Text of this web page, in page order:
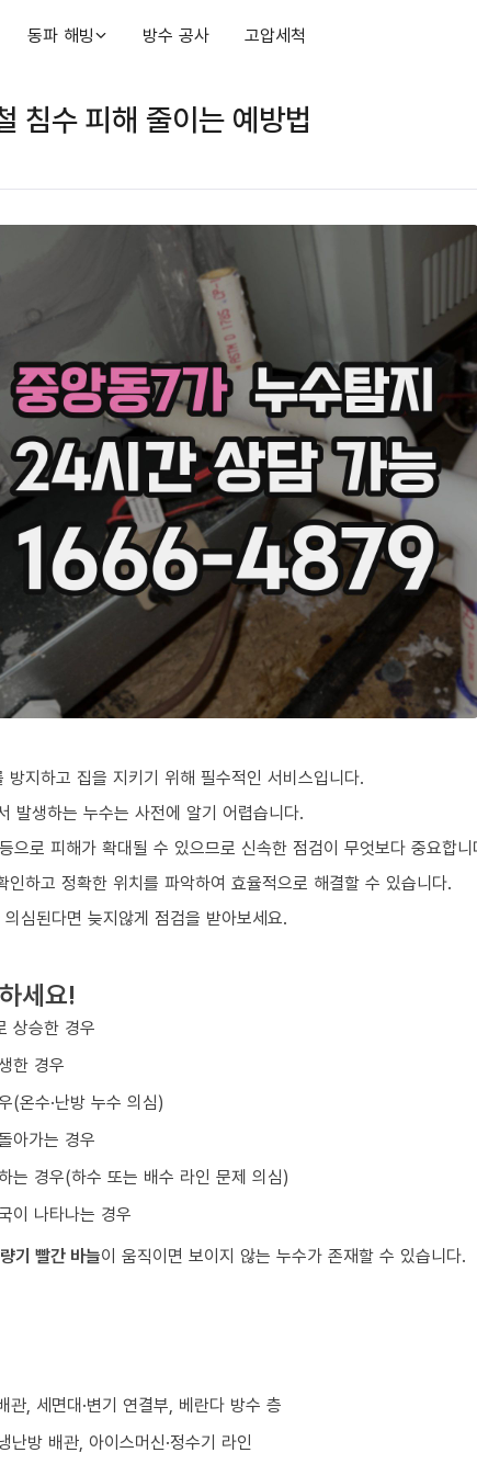
동파 해빙 방수 공사 고압세척
침수 피해 줄이는 예방법
지하고 집을 지키기 위해 필수적인 서비스입니다.
발생하는 누수는 사전에 알기 어렵습니다.
으로 피해가 확대될 수 있으므로 신속한 점검이 무엇보다 중요합니
하고 정확한 위치를 파악하여 효율적으로 해결할 수 있습니다.
심된다면 늦지않게 점검을 받아보세요.
세요!
상승한 경우
한 경우
(온수·난방 누수 의심)
아가는 경우
는 경우(하수 또는 배수 라인 문제 의심)
이 나타나는 경우
기 빨간 바늘이 움직이면 보이지 않는 누수가 존재할 수 있습니다.
관, 세면대·변기 연결부, 베란다 방수 층
방 배관, 아이스머신·정수기 라인